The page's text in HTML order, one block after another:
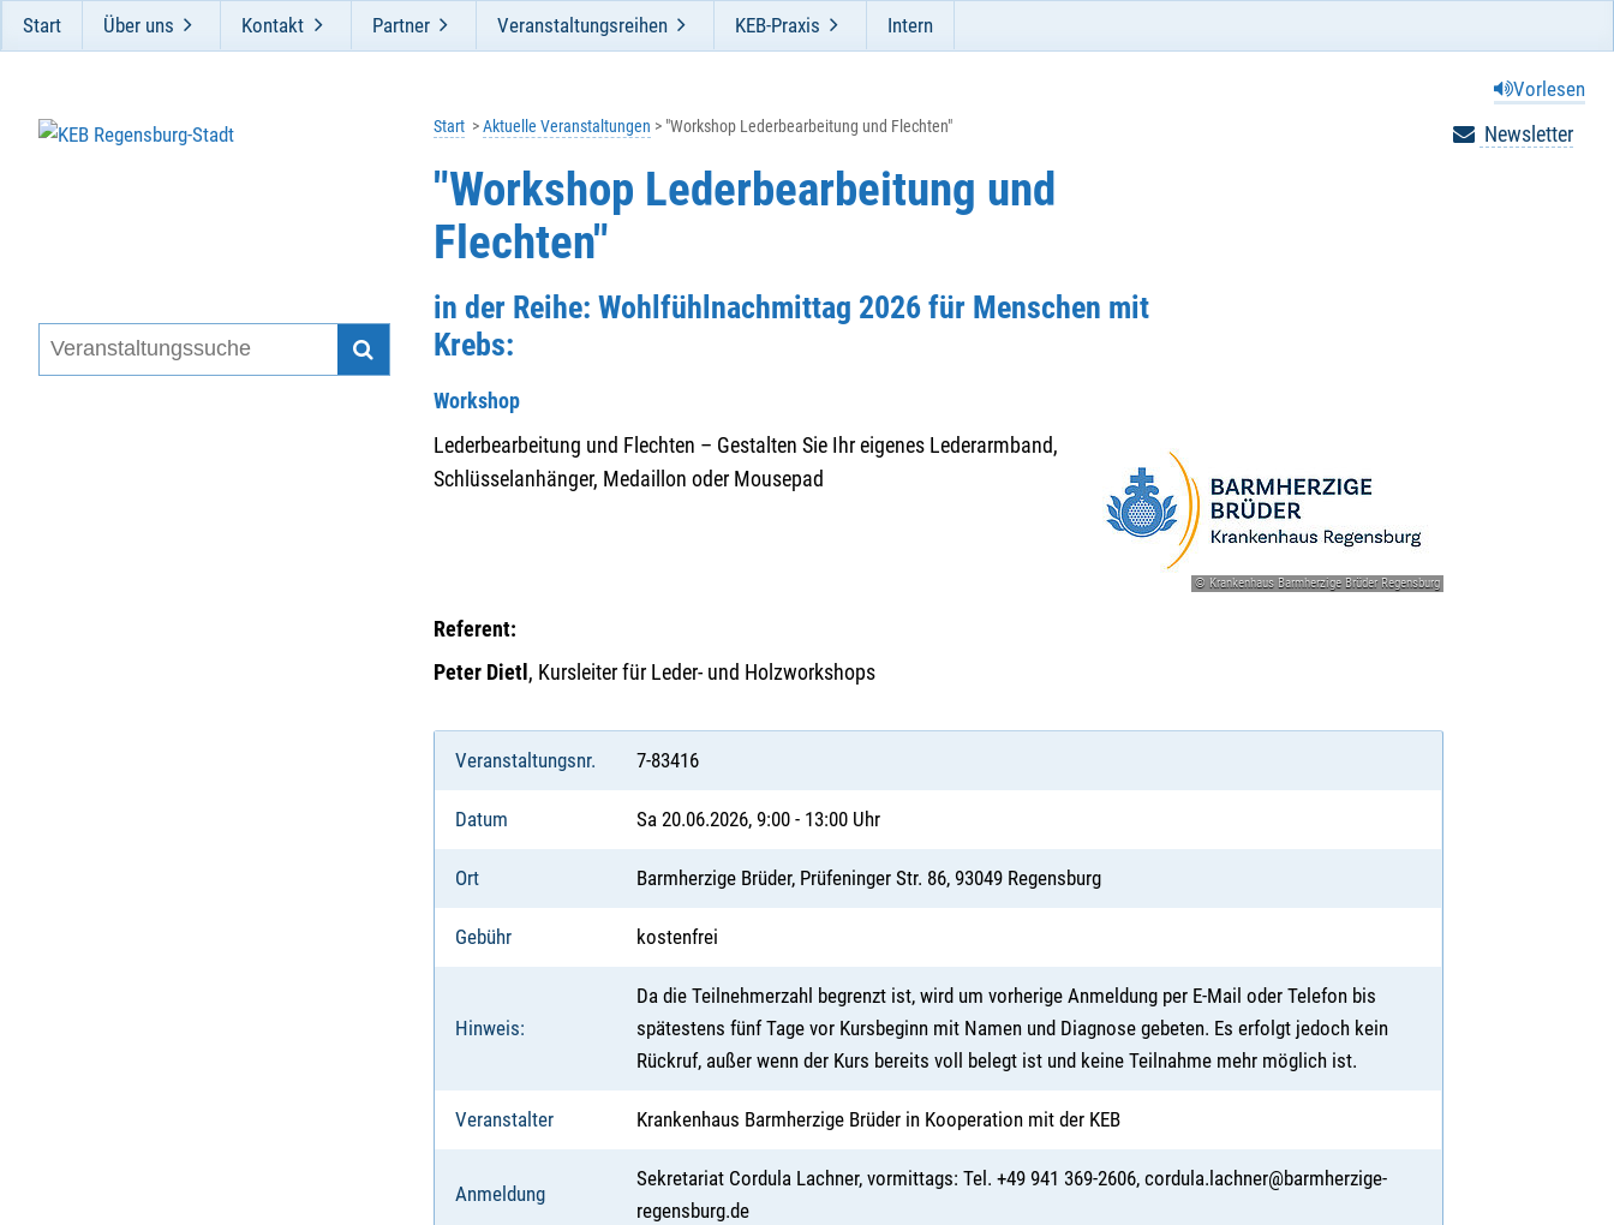
Start Über uns Kontakt Partner Veranstaltungsreihen KEB-Praxis Intern
Vorlesen
Newsletter
Start Aktuelle Veranstaltungen "Workshop Lederbearbeitung und Flechten"
"Workshop Lederbearbeitung und
Flechten"
in der Reihe: Wohlfühlnachmittag 2026 für Menschen mit
Krebs:
Workshop
© Krankenhaus Barmherzige Brüder Regensburg
Lederbearbeitung und Flechten – Gestalten Sie Ihr eigenes Lederarmband,
Schlüsselanhänger, Medaillon oder Mousepad
Referent:
Peter Dietl , Kursleiter für Leder- und Holzworkshops
Veranstaltungsnr. 7-83416
Datum Sa 20.06.2026, 9:00 - 13:00 Uhr
Ort Barmherzige Brüder, Prüfeninger Str. 86, 93049 Regensburg
Gebühr kostenfrei
Hinweis:
Da die Teilnehmerzahl begrenzt ist, wird um vorherige Anmeldung per E-Mail oder Telefon bis
spätestens fünf Tage vor Kursbeginn mit Namen und Diagnose gebeten. Es erfolgt jedoch kein
Rückruf, außer wenn der Kurs bereits voll belegt ist und keine Teilnahme mehr möglich ist.
Veranstalter Krankenhaus Barmherzige Brüder in Kooperation mit der KEB
Anmeldung
Sekretariat Cordula Lachner, vormittags: Tel. +49 941 369-2606, cordula.lachner@barmherzige-
regensburg.de